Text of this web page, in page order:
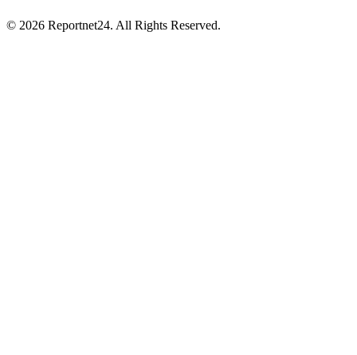
© 2026 Reportnet24. All Rights Reserved.